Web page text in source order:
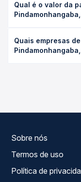
Piranguinho, MG
conforme a viação,
duração exata de
Qual é o valor da
SP para
conforme a data da
Quais empresas
Sobre nós
Termos de uso
Política de